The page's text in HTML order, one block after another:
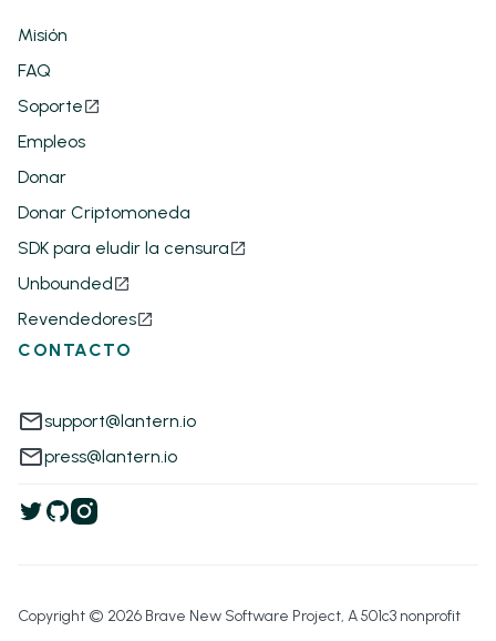
Misión
FAQ
Soporte
Empleos
Donar
Donar Criptomoneda
SDK para eludir la censura
Unbounded
Revendedores
CONTACTO
support@lantern.io
press@lantern.io
Copyright © 2026 Brave New Software Project, A 501c3 nonprofit